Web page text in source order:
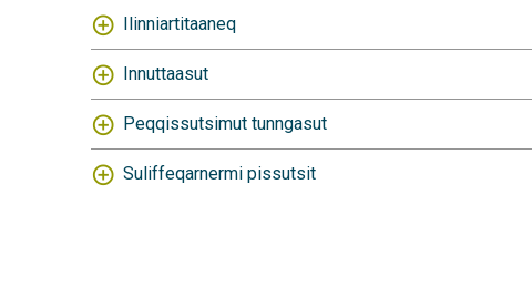
Ilinniartitaaneq
Innuttaasut
Peqqissutsimut tunngasut
Suliffeqarnermi pissutsit